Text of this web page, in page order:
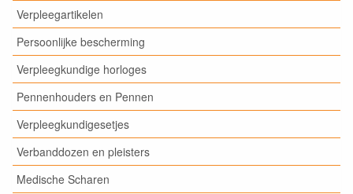
Verpleegartikelen
Persoonlijke bescherming
Verpleegkundige horloges
Pennenhouders en Pennen
Verpleegkundigesetjes
Verbanddozen en pleisters
Medische Scharen